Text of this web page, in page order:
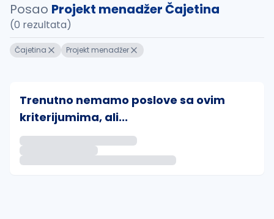
Posao Projekt menadžer Čajetina
(0 rezultata)
Čajetina Projekt menadžer
Trenutno nemamo poslove sa ovim
kriterijumima, ali...